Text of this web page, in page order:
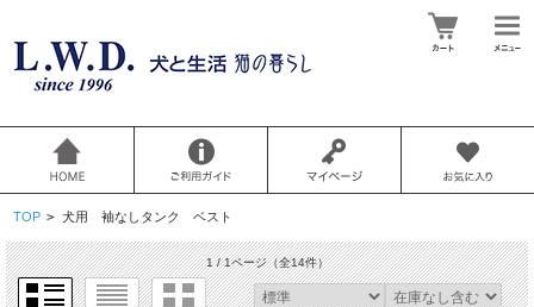
TOP > 犬用 袖なしタンク ベスト
1 / 1ページ（全14件）